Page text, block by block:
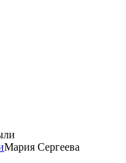
Мария Сергеева